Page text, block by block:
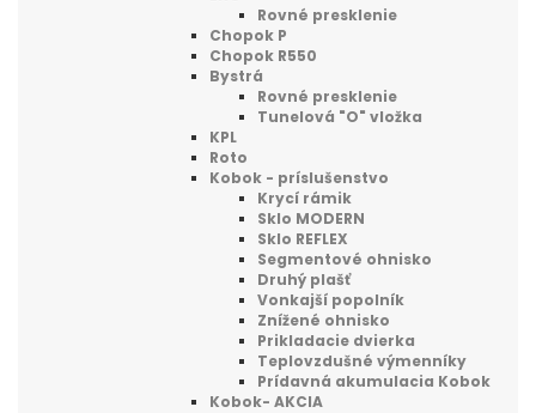
Rovné presklenie
Chopok P
Chopok R550
Bystrá
Rovné presklenie
Tunelová "O" vložka
KPL
Roto
Kobok - príslušenstvo
Krycí rámik
Sklo MODERN
Sklo REFLEX
Segmentové ohnisko
Druhý plašť
Vonkajší popolník
Znížené ohnisko
Prikladacie dvierka
Teplovzdušné výmenníky
Prídavná akumulacia Kobok
Kobok- AKCIA